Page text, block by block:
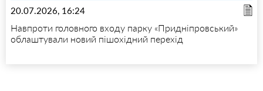
20.07.2026, 16:24
Навпроти головного входу парку «Придніпровський»
облаштували новий пішохідний перехід